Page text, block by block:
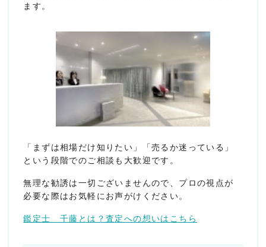
ます。
「まずは相場だけ知りたい」「売るか迷っている」
という段階でのご相談も大歓迎です。
無理な勧誘は一切ございませんので、プロの視点が
必要な際はお気軽にお声がけください。
鑑定士 千藤とは？査定への想いはこちら